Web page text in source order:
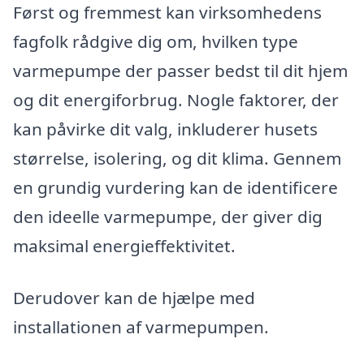
Først og fremmest kan virksomhedens
fagfolk rådgive dig om, hvilken type
varmepumpe der passer bedst til dit hjem
og dit energiforbrug. Nogle faktorer, der
kan påvirke dit valg, inkluderer husets
størrelse, isolering, og dit klima. Gennem
en grundig vurdering kan de identificere
den ideelle varmepumpe, der giver dig
maksimal energieffektivitet.
Derudover kan de hjælpe med
installationen af varmepumpen.